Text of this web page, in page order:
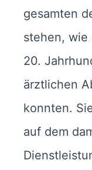
gesamten
stehen, wie
20.
ärztlichen
konnten.
auf dem